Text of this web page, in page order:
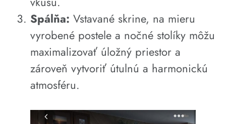
Spálňa: Vstavané skrine, na mieru
vyrobené postele a nočné stolíky môžu
maximalizovať úložný priestor a
zároveň vytvoriť útulnú a harmonickú
atmosféru.